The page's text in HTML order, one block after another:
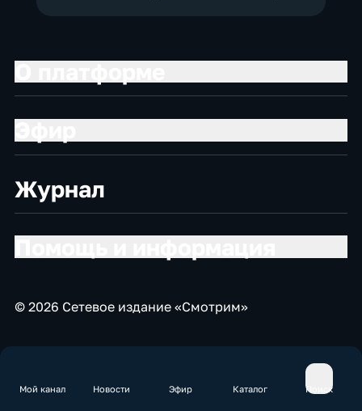
Мой канал Новости Эфир Каталог Поиск
Журнал
© 2026 Сетевое издание «Смотрим»